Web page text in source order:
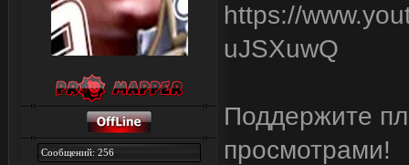
Сообщений: 256
https://
uJSXuwQ
Поддержите
просмотрами!